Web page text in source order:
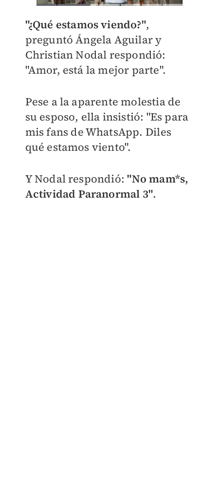
"¿Qué estamos viendo?",
preguntó Ángela Aguilar y
Christian Nodal respondió:
"Amor, está la mejor parte".
Pese a la aparente molestia de
su esposo, ella insistió: "Es para
mis fans de WhatsApp. Diles
qué estamos viento".
Y Nodal respondió:"No mam*s,
Actividad Paranormal 3".